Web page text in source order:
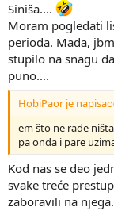
Siniša....
Moram pogledati
perioda. Mada,
stupilo na snagu
puno....
HobiPaor je
em što ne rade
pa onda i pare
Kod nas se deo
svake treće
zaboravili na njega.